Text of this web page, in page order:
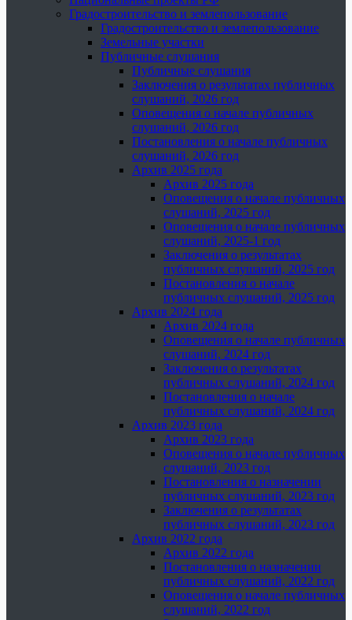
Градостроительство и землепользование
Градостроительство и землепользование
Земельные участки
Публичные слушания
Публичные слушания
Заключения о результатах публичных
слушаний, 2026 год
Оповещения о начале публичных
слушаний, 2026 год
Постановления о начале публичных
слушаний, 2026 год
Архив 2025 года
Архив 2025 года
Оповещения о начале публичных
слушаний, 2025 год
Оповещения о начале публичных
слушаний, 2025-1 год
Заключения о результатах
публичных слушаний, 2025 год
Постановления о начале
публичных слушаний, 2025 год
Архив 2024 года
Архив 2024 года
Оповещения о начале публичных
слушаний, 2024 год
Заключения о результатах
публичных слушаний, 2024 год
Постановления о начале
публичных слушаний, 2024 год
Архив 2023 года
Архив 2023 года
Оповещения о начале публичных
слушаний, 2023 год
Постановления о назначении
публичных слушаний, 2023 год
Заключения о результатах
публичных слушаний, 2023 год
Архив 2022 года
Архив 2022 года
Постановления о назначении
публичных слушаний, 2022 год
Оповещения о начале публичных
слушаний, 2022 год